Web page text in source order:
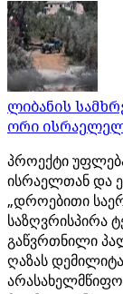
ლიბანის
ორი
პროექტი
ისრაელთან და
„დროებითი
საზღვრისპირა
გაწვრთნილი
ღაზას
არასახელმწიფო